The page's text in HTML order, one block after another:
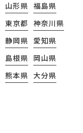
山形県 福島県
東京都 神奈川県
静岡県 愛知県
島根県 岡山県
熊本県 大分県